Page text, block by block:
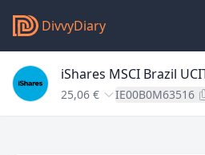
DivvyDiary
iShares MSCI Brazil
25,06 € IE00B0M63516